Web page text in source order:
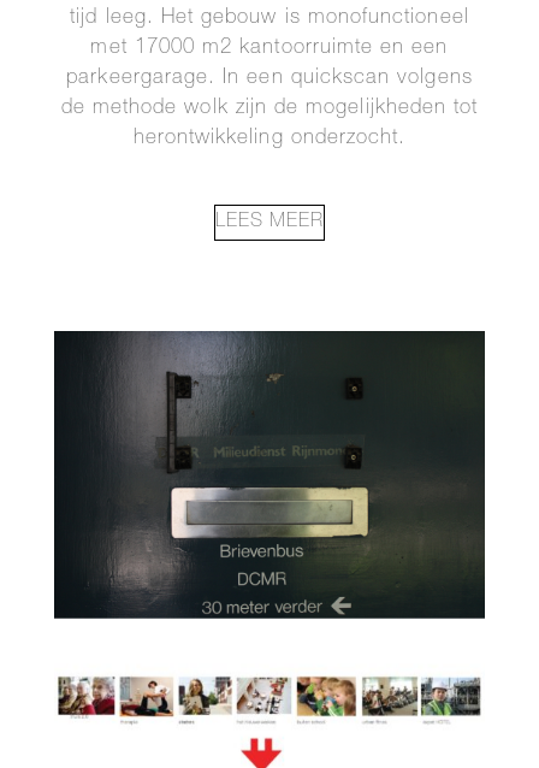
tijd leeg. Het gebouw is monofunctioneel
met 17000 m2 kantoorruimte en een
parkeergarage. In een quickscan volgens
de methode wolk zijn de mogelijkheden tot
herontwikkeling onderzocht.
LEES MEER